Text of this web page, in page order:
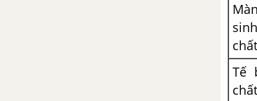
sinh
chất
Tế
chất